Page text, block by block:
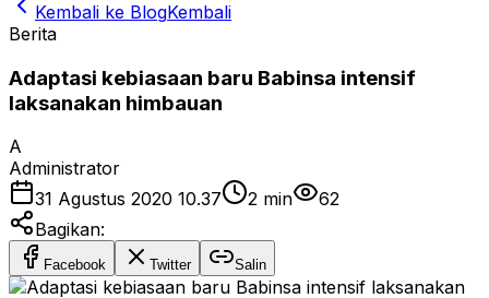
Kembali ke BlogKembali
Berita
Adaptasi kebiasaan baru Babinsa intensif
laksanakan himbauan
A
Administrator
31 Agustus 2020 10.37
2 min
62
Bagikan:
Facebook Twitter Salin